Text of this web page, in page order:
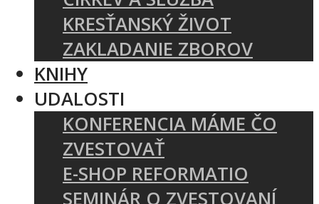
KRESŤANSKÝ ŽIVOT
ZAKLADANIE ZBOROV
KNIHY
UDALOSTI
KONFERENCIA MÁME ČO
ZVESTOVAŤ
E-SHOP REFORMATIO
SEMINÁR O ZVESTOVANÍ